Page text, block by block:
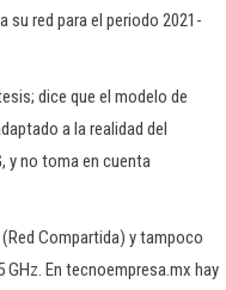
red para el periodo 2021-
dice que el modelo de
a la realidad del
y no toma en cuenta
Compartida) y tampoco
En tecnoempresa.mx hay